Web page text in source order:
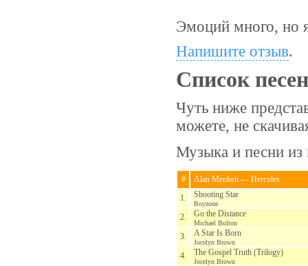
Эмоций много, но
Напишите отзыв.
Список песен
Чуть ниже
можете, не
Музыка и песни из
#
Alan Menken — Hercules
1.
Shooting Star
Boyzone
2. Go the Distance
Michael Bolton
3. A Star Is Born
Jocelyn Brown
4. The Gospel Truth (Trilogy)
Jocelyn Brown